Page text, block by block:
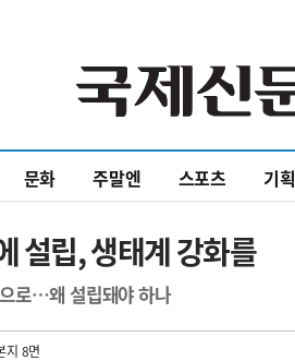
문화 주말엔 스포츠 기획
설립, 생태계 강화를
로…왜 설립돼야 하나
지 8면